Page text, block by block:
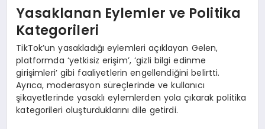
Yasaklanan Eylemler ve Politika
Kategorileri
TikTok’un yasakladığı eylemleri açıklayan Gelen,
platformda ‘yetkisiz erişim’, ‘gizli bilgi edinme
girişimleri’ gibi faaliyetlerin engellendiğini belirtti.
Ayrıca, moderasyon süreçlerinde ve kullanıcı
şikayetlerinde yasaklı eylemlerden yola çıkarak politika
kategorileri oluşturduklarını dile getirdi.